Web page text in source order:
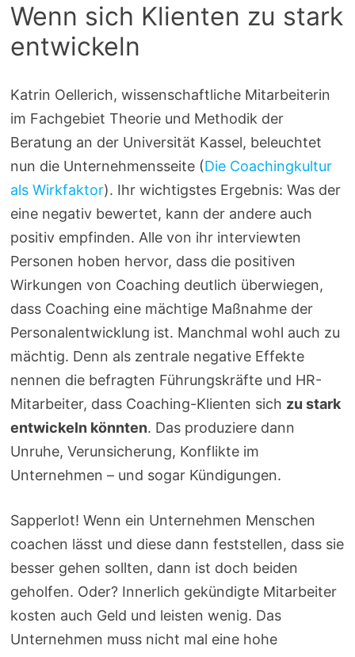
Wenn sich Klienten zu stark
entwickeln
Katrin Oellerich, wissenschaftliche Mitarbeiterin
im Fachgebiet Theorie und Methodik der
Beratung an der Universität Kassel, beleuchtet
nun die Unternehmensseite (Die Coachingkultur
als Wirkfaktor). Ihr wichtigstes Ergebnis: Was der
eine negativ bewertet, kann der andere auch
positiv empfinden. Alle von ihr interviewten
Personen hoben hervor, dass die positiven
Wirkungen von Coaching deutlich überwiegen,
dass Coaching eine mächtige Maßnahme der
Personalentwicklung ist. Manchmal wohl auch zu
mächtig. Denn als zentrale negative Effekte
nennen die befragten Führungskräfte und HR-
Mitarbeiter, dass Coaching-Klienten sich zu stark
entwickeln könnten. Das produziere dann
Unruhe, Verunsicherung, Konflikte im
Unternehmen – und sogar Kündigungen.
Sapperlot! Wenn ein Unternehmen Menschen
coachen lässt und diese dann feststellen, dass sie
besser gehen sollten, dann ist doch beiden
geholfen. Oder? Innerlich gekündigte Mitarbeiter
kosten auch Geld und leisten wenig. Das
Unternehmen muss nicht mal eine hohe